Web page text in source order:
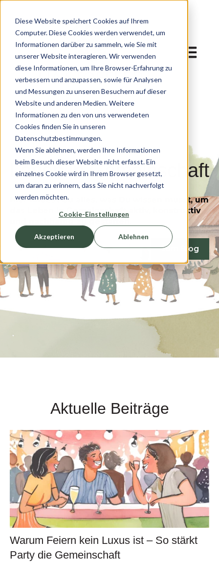
Diese Website speichert Cookies auf Ihrem
Computer. Diese Cookies werden verwendet, um
Informationen darüber zu sammeln, wie Sie mit
unserer Website interagieren. Wir verwenden
diese Informationen, um Ihre Browser-Erfahrung zu
verbessern und anzupassen, sowie für Analysen
und Messungen zu unseren Besuchern auf dieser
Website und anderen Medien. Weitere
Informationen zu den von uns verwendeten
Cookies finden Sie in unseren
Datenschutzbestimmungen.
Wenn Sie ablehnen, werden Ihre Informationen
beim Besuch dieser Website nicht erfasst. Ein
einzelnes Cookie wird in Ihrem Browser gesetzt,
um daran zu erinnern, dass Sie nicht nachverfolgt
werden möchten.
Cookie-Einstellungen
Akzeptieren Ablehnen
Leben in Gemeinschaft
Hier findest Du alles, was Du wissen musst, um
das Leben in Gemeinschaft aktiv, konstruktiv
zum Blog
Aktuelle Beiträge
Warum Feiern kein Luxus ist – So stärkt
Party die Gemeinschaft